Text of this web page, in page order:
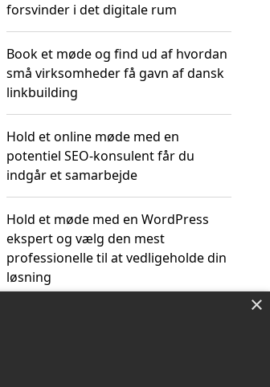
forsvinder i det digitale rum
Book et møde og find ud af hvordan
små virksomheder få gavn af dansk
linkbuilding
Hold et online møde med en
potentiel SEO-konsulent får du
indgår et samarbejde
Hold et møde med en WordPress
ekspert og vælg den mest
professionelle til at vedligeholde din
løsning
×